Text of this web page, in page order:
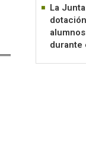
La
durante